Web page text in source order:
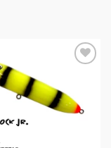
desejos